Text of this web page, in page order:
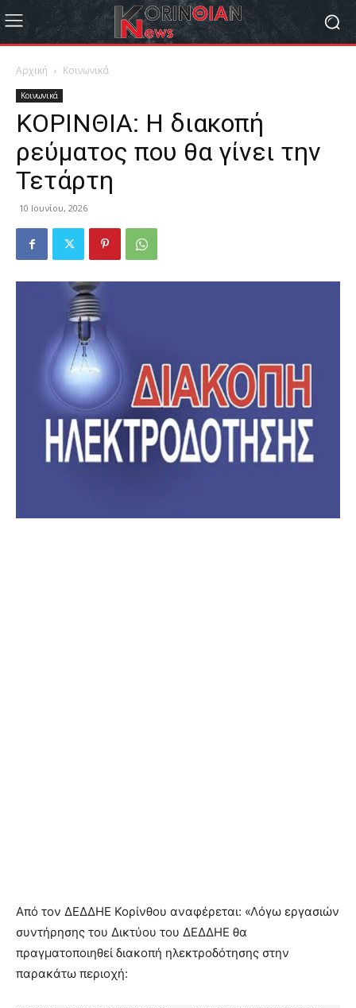
Αρχική Κοινωνικά
Κοινωνικά
ΚΟΡΙΝΘΙΑ: Η διακοπή
ρεύματος που θα γίνει την
Τετάρτη
10 Ιουνίου, 2026
Από τον ΔΕΔΔΗΕ Κορίνθου αναφέρεται: «Λόγω εργασιών
συντήρησης του Δικτύου του ΔΕΔΔΗΕ θα
πραγματοποιηθεί διακοπή ηλεκτροδότησης στην
παρακάτω περιοχή: